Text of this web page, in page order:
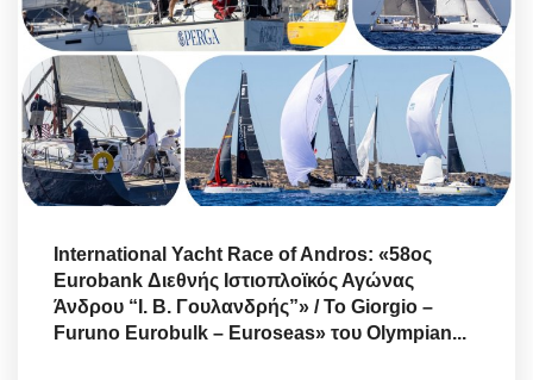
International Yacht Race of Andros: «58ος
Eurobank Διεθνής Ιστιοπλοϊκός Αγώνας
Άνδρου “Ι. Β. Γουλανδρής”» / Το Giorgio –
Furuno Eurobulk – Euroseas» του Olympian...